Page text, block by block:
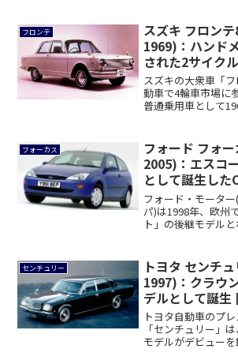
フロンテ
スズキ フロン
1969)：ハンド
された2サイク
スズキの大衆車「
動車で4輪車市場に
普通乗用車として
フォーカス
フォード フォ
2005)：エスコ
として誕生した
フォード・モータ
パ)は1998年、欧州
ト」の後継モデル
センチュリー
トヨタ センチ
1997)：クラウ
デルとして誕
トヨタ自動車のプ
「センチュリー」
モデルがデビュー